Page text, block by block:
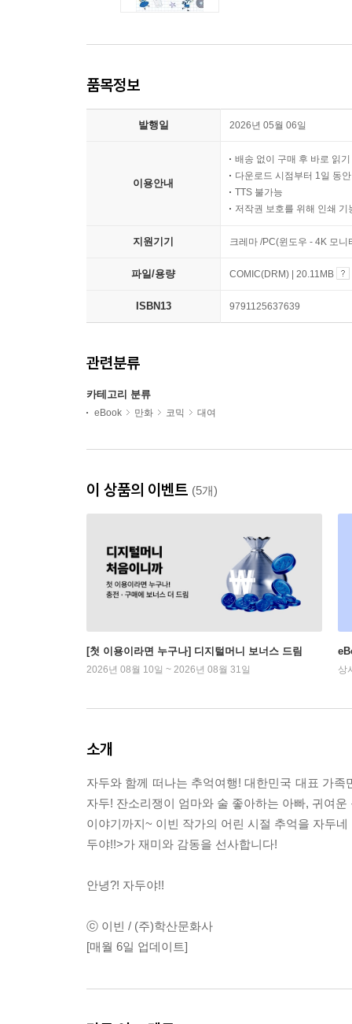
품목정보
발행일 2026년 05월 06일
이용안내
배송 없이 구매 후 바로 읽기
다운로드 시점부터 1일 동
TTS 불가능
저작권 보호를 위해 인쇄 기
지원기기 크레마 /PC(윈도우 - 4K 모
파일/용량 COMIC(DRM) | 20.11MB
ISBN13 9791125637639
관련분류
카테고리 분류
eBook 만화 코믹 대여
이 상품의 이벤트 (5개)
[첫 이용이라면 누구나] 디지털머니 보너스 드림
2026년 08월 10일 ~ 2026년 08월 31일 상
소개
자두와 함께 떠나는 추억여행! 대한민국 대표 가
자두! 잔소리쟁이 엄마와 술 좋아하는 아빠, 귀여
이야기까지~ 이빈 작가의 어린 시절 추억을 자두
두야!!>가 재미와 감동을 선사합니다!
안녕?! 자두야!!
ⓒ 이빈 / (주)학산문화사
[매월 6일 업데이트]